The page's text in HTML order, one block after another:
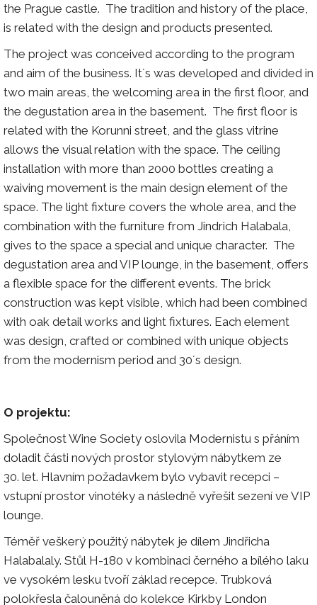
the Prague castle. The tradition and history of the place,
is related with the design and products presented.
The project was conceived according to the program
and aim of the business. It´s was developed and divided in
two main areas, the welcoming area in the first floor, and
the degustation area in the basement. The first floor is
related with the Korunni street, and the glass vitrine
allows the visual relation with the space. The ceiling
installation with more than 2000 bottles creating a
waiving movement is the main design element of the
space. The light fixture covers the whole area, and the
combination with the furniture from Jindrich Halabala,
gives to the space a special and unique character. The
degustation area and VIP lounge, in the basement, offers
a flexible space for the different events. The brick
construction was kept visible, which had been combined
with oak detail works and light fixtures. Each element
was design, crafted or combined with unique objects
from the modernism period and 30´s design.
O projektu:
Společnost Wine Society oslovila Modernistu s přáním
doladit části nových prostor stylovým nábytkem ze
30. let. Hlavním požadavkem bylo vybavit recepci –
vstupní prostor vinotéky a následně vyřešit sezení ve VIP
lounge.
Téměř veškerý použitý nábytek je dílem Jindřicha
Halabalaly. Stůl H-180 v kombinaci černého a bílého laku
ve vysokém lesku tvoří základ recepce. Trubková
polokřesla čalouněná do kolekce Kirkby London